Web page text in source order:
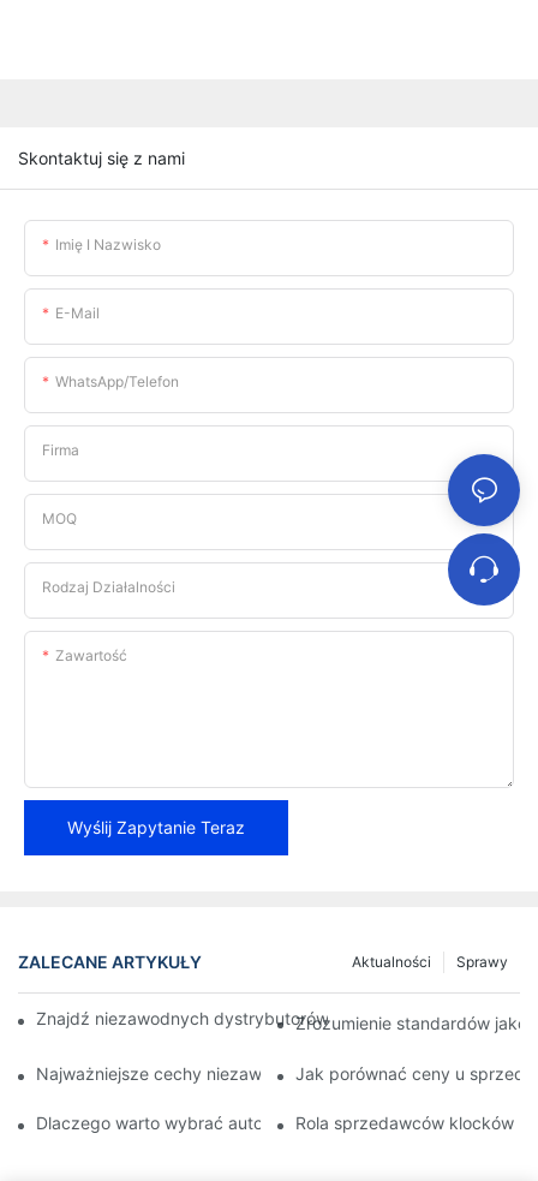
Skontaktuj się z nami
Imię I Nazwisko
E-Mail
WhatsApp/telefon
Firma
MOQ
Rodzaj Działalności
Zawartość
Wyślij Zapytanie Teraz
ZALECANE ARTYKUŁY Sprawy
Aktualności
Znajdź niezawodnych dystrybutorów klocków hamulcowych
Zrozumienie standardów
Najważniejsze cechy niezawodnego sprzedawcy klocków
Jak porównać ceny u
Dlaczego warto wybrać autoryzowanego sprzedawcę klocków
Rola sprzedawców klocków